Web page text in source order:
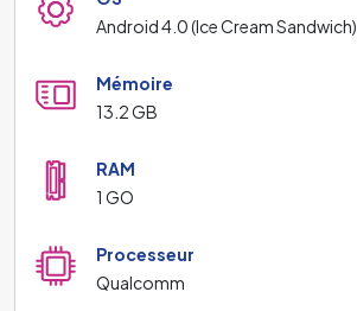
Android 4.0 (Ice Cream Sandwich)
Mémoire
13.2 GB
RAM
1 GO
Processeur
Qualcomm